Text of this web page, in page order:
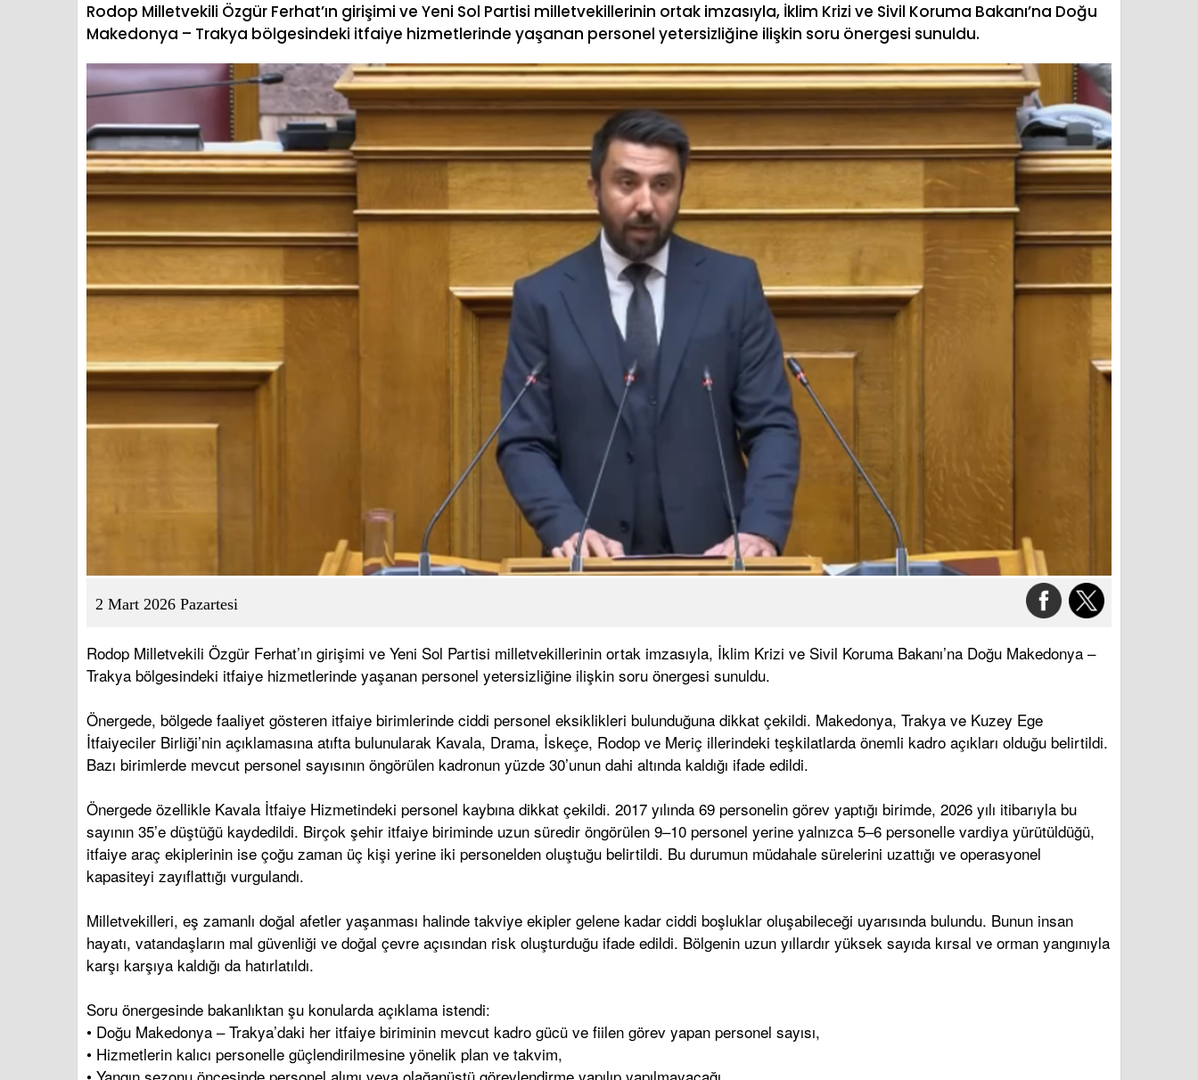
Rodop Milletvekili Özgür Ferhat’ın girişimi ve Yeni Sol Partisi milletvekillerinin ortak imzasıyla, İklim Krizi ve Sivil Koruma Bakanı’na Doğu
Makedonya – Trakya bölgesindeki itfaiye hizmetlerinde yaşanan personel yetersizliğine ilişkin soru önergesi sunuldu.
2 Mart 2026 Pazartesi
Rodop Milletvekili Özgür Ferhat’ın girişimi ve Yeni Sol Partisi milletvekillerinin ortak imzasıyla, İklim Krizi ve Sivil Koruma Bakanı’na Doğu Makedonya –
Trakya bölgesindeki itfaiye hizmetlerinde yaşanan personel yetersizliğine ilişkin soru önergesi sunuldu.
Önergede, bölgede faaliyet gösteren itfaiye birimlerinde ciddi personel eksiklikleri bulunduğuna dikkat çekildi. Makedonya, Trakya ve Kuzey Ege
İtfaiyeciler Birliği’nin açıklamasına atıfta bulunularak Kavala, Drama, İskeçe, Rodop ve Meriç illerindeki teşkilatlarda önemli kadro açıkları olduğu belirtildi.
Bazı birimlerde mevcut personel sayısının öngörülen kadronun yüzde 30’unun dahi altında kaldığı ifade edildi.
Önergede özellikle Kavala İtfaiye Hizmetindeki personel kaybına dikkat çekildi. 2017 yılında 69 personelin görev yaptığı birimde, 2026 yılı itibarıyla bu
sayının 35’e düştüğü kaydedildi. Birçok şehir itfaiye biriminde uzun süredir öngörülen 9–10 personel yerine yalnızca 5–6 personelle vardiya yürütüldüğü,
itfaiye araç ekiplerinin ise çoğu zaman üç kişi yerine iki personelden oluştuğu belirtildi. Bu durumun müdahale sürelerini uzattığı ve operasyonel
kapasiteyi zayıflattığı vurgulandı.
Milletvekilleri, eş zamanlı doğal afetler yaşanması halinde takviye ekipler gelene kadar ciddi boşluklar oluşabileceği uyarısında bulundu. Bunun insan
hayatı, vatandaşların mal güvenliği ve doğal çevre açısından risk oluşturduğu ifade edildi. Bölgenin uzun yıllardır yüksek sayıda kırsal ve orman yangınıyla
karşı karşıya kaldığı da hatırlatıldı.
Soru önergesinde bakanlıktan şu konularda açıklama istendi:
• Doğu Makedonya – Trakya’daki her itfaiye biriminin mevcut kadro gücü ve fiilen görev yapan personel sayısı,
• Hizmetlerin kalıcı personelle güçlendirilmesine yönelik plan ve takvim,